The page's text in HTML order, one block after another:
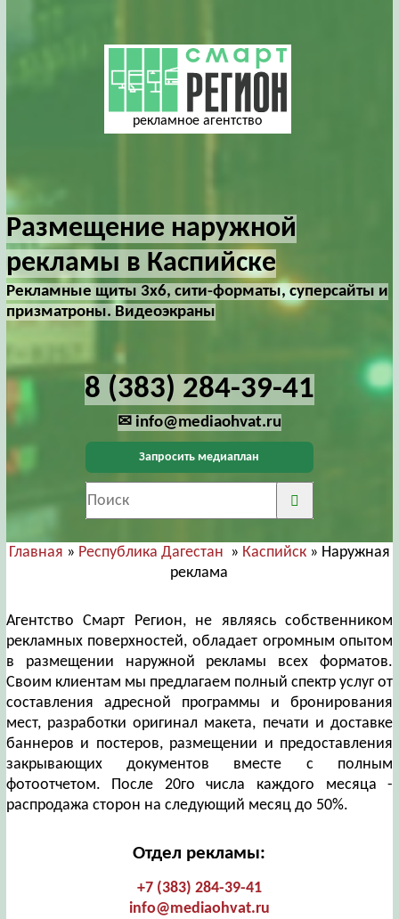
рекламное агентство
Размещение наружной
рекламы в Каспийске
Рекламные щиты 3х6, сити-форматы, суперсайты и
призматроны. Видеоэкраны
8 (383) 284-39-41
✉ info@mediaohvat.ru
Запросить медиаплан
Главная » Республика Дагестан » Каспийск» Наружная
реклама
Агентство Смарт Регион, не являясь собственником
рекламных поверхностей, обладает огромным опытом
в размещении наружной рекламы всех форматов.
Своим клиентам мы предлагаем полный спектр услуг от
составления адресной программы и бронирования
мест, разработки оригинал макета, печати и доставке
баннеров и постеров, размещении и предоставления
закрывающих документов вместе с полным
фотоотчетом. После 20го числа каждого месяца -
распродажа сторон на следующий месяц до 50%.
Отдел рекламы:
+7 (383) 284-39-41
info@mediaohvat.ru